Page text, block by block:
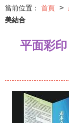
當前位置： 首頁 >
美結合
平面彩